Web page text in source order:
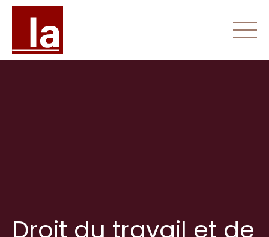
Skip
Contact
Droit du travail et de